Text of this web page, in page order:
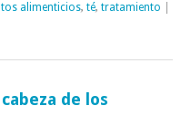
alimenticios, té, tratamiento
de los